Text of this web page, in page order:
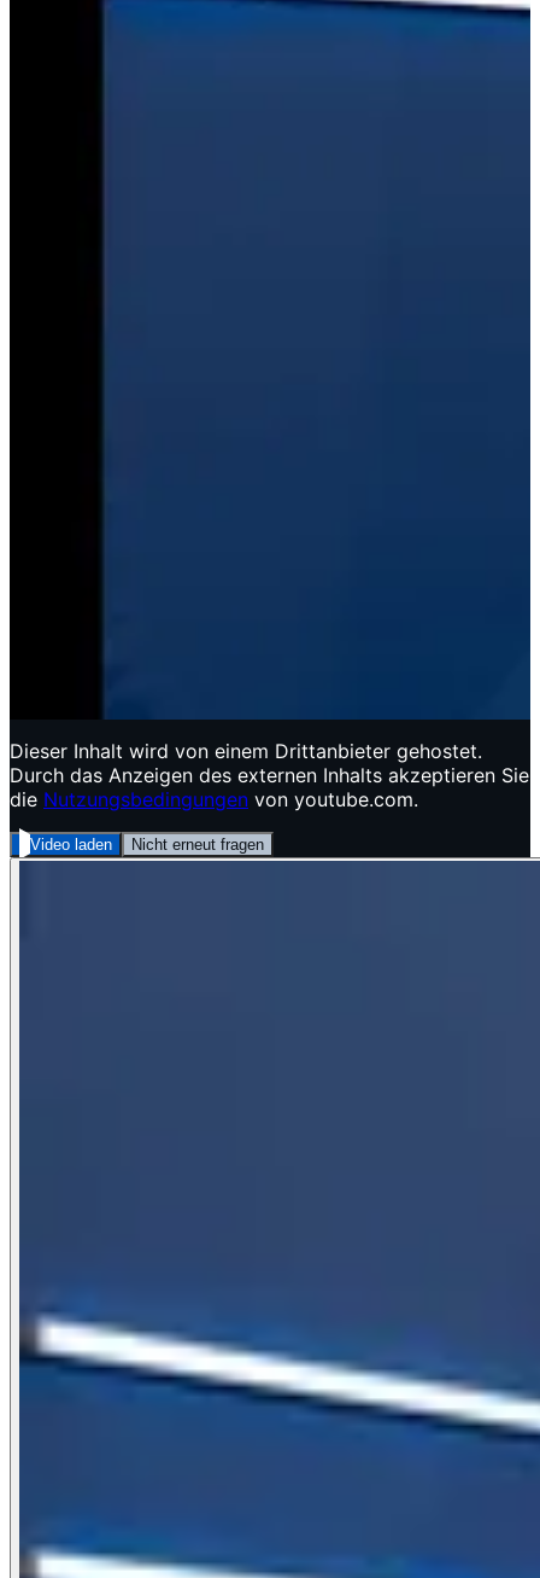
Dieser Inhalt wird von einem Drittanbieter gehostet.
Durch das Anzeigen des externen Inhalts akzeptieren Sie
die Nutzungsbedingungen von youtube.com.
Video laden Nicht erneut fragen